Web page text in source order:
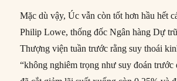
Mặc dù vậy, Úc vẫn còn tốt hơn hầu hết
Philip Lowe, thống đốc Ngân hàng Dự
Thượng viện tuần trước rằng suy thoái
“không nghiêm trọng như suy đoán trước